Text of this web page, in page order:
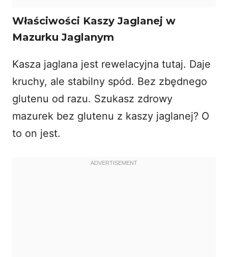
Właściwości Kaszy Jaglanej w
Mazurku Jaglanym
Kasza jaglana jest rewelacyjna tutaj. Daje
kruchy, ale stabilny spód. Bez zbędnego
glutenu od razu. Szukasz zdrowy
mazurek bez glutenu z kaszy jaglanej? O
to on jest.